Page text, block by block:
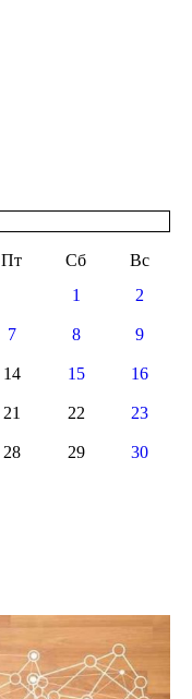
Пт Сб
Вс
1
2
7 8 9
14 15 16
21 22 23
28 29 30